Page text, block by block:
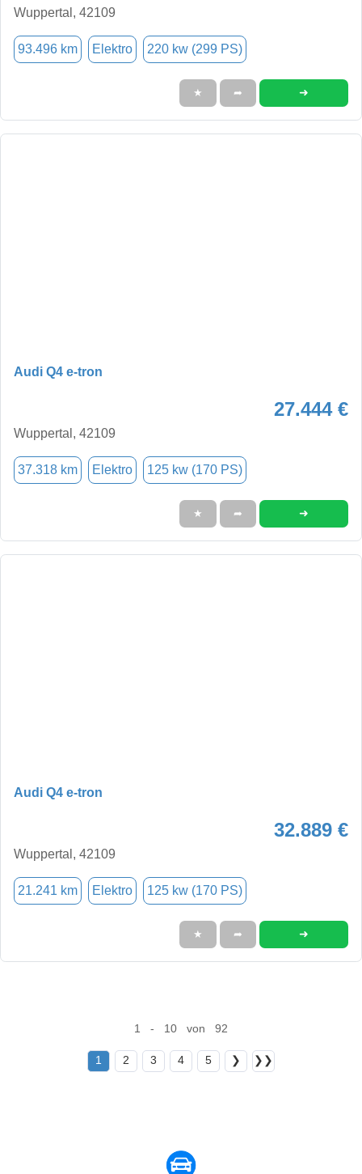
Wuppertal, 42109
93.496 km Elektro 220 kw (299 PS)
★ ➦ ➜
Audi Q4 e-tron
27.444 €
Wuppertal, 42109
37.318 km Elektro 125 kw (170 PS)
★ ➦ ➜
Audi Q4 e-tron
32.889 €
Wuppertal, 42109
21.241 km Elektro 125 kw (170 PS)
★ ➦ ➜
1 - 10 von 92
1 2 3 4 5 ❯ ❯❯